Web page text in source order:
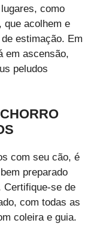
como
que acolhem e
estimação. Em
em ascensão,
peludos
com seu cão, é
preparado
Certifique-se de
com todas as
coleira e guia.